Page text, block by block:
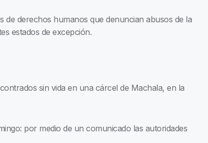
de derechos humanos que denuncian abusos de la
estados de excepción.
sin vida en una cárcel de Machala, en la
por medio de un comunicado las autoridades